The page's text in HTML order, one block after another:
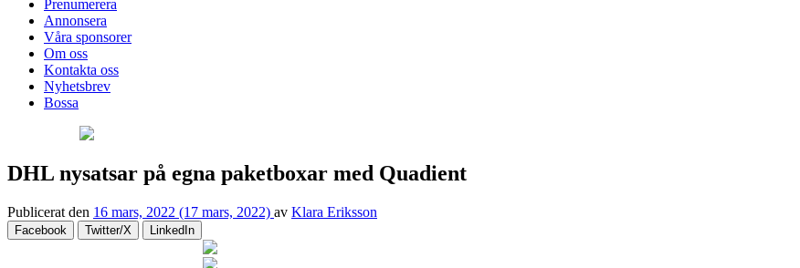
Prenumerera
Annonsera
Våra sponsorer
Om oss
Kontakta oss
Nyhetsbrev
Bossa
DHL nysatsar på egna paketboxar med Quadient
Publicerat den 16 mars, 2022 (17 mars, 2022) av Klara Eriksson
Facebook Twitter/X LinkedIn